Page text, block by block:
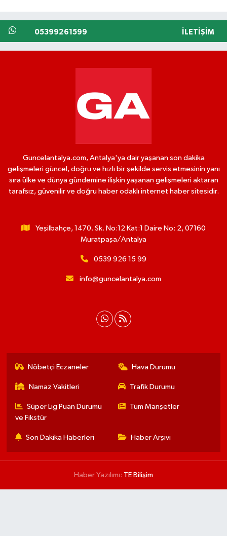
05399261599 İLETIŞIM
Guncelantalya.com, Antalya'ya dair yaşanan son dakika
gelişmeleri güncel, doğru ve hızlı bir şekilde servis etmesinin yanı
sıra ülke ve dünya gündemine ilişkin yaşanan gelişmeleri aktaran
tarafsız, güvenilir ve doğru haber odaklı internet haber sitesidir.
Yeşilbahçe, 1470. Sk. No:12 Kat:1 Daire No: 2, 07160
Muratpaşa/Antalya
0539 926 15 99
info@guncelantalya.com
Nöbetçi Eczaneler Hava Durumu
Namaz Vakitleri Trafik Durumu
Süper Lig Puan Durumu
ve Fikstür
Tüm Manşetler
Son Dakika Haberleri Haber Arşivi
Haber Yazılımı: TE Bilişim